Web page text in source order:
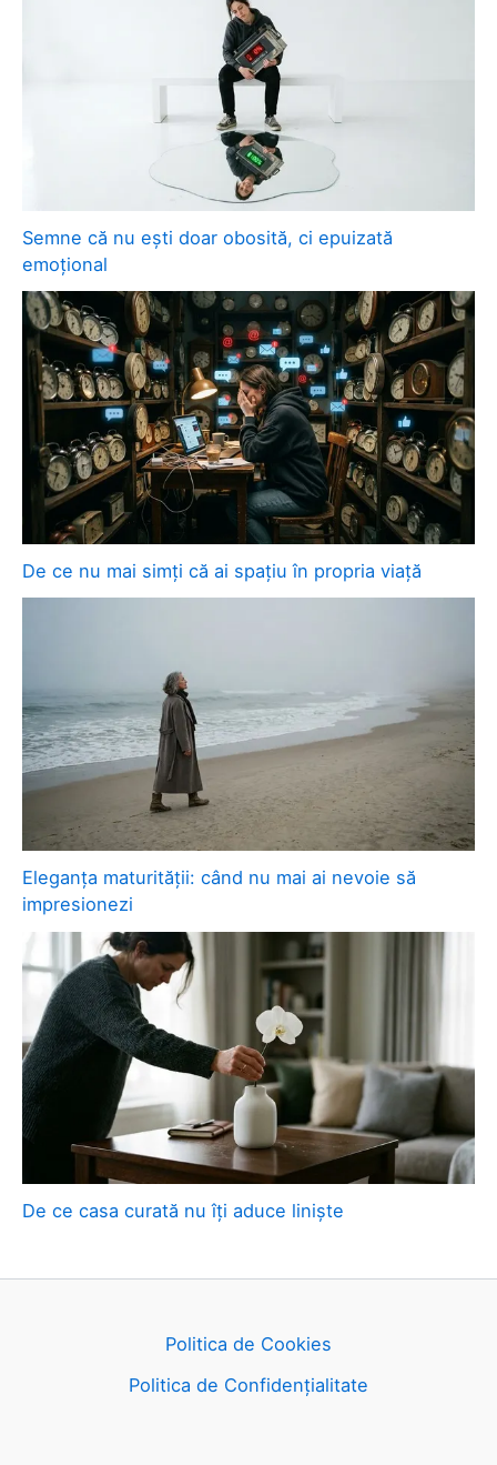
Semne că nu ești doar obosită, ci epuizată
emoțional
De ce nu mai simți că ai spațiu în propria viață
Eleganța maturității: când nu mai ai nevoie să
impresionezi
De ce casa curată nu îți aduce liniște
Politica de Cookies
Politica de Confidențialitate